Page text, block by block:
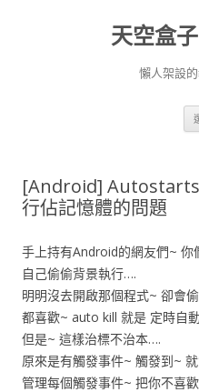
天空盒
懶人架設
[Android] Autostarts
行佔記憶體的問題
手上持有Android的網友們~
自己偷偷背景執行….
明明沒去開啟那個程式~ 卻會
都喜歡~ auto kill 就是 定時自
但是~ 這樣治標不治本….
原來是有觸發事件~ 觸發到~
管理每個觸發事件~ 把你不喜